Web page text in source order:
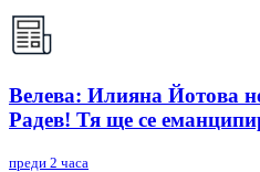
Велева: Илияна Йотова
Радев! Тя ще се
преди 2 часа